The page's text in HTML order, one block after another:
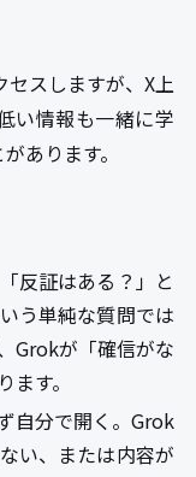
スしますが、X上
い情報も一緒に学
あります。
反証はある？」と
う単純な質問では
Grokが「確信がな
す。
自分で開く。Grok
い、または内容が